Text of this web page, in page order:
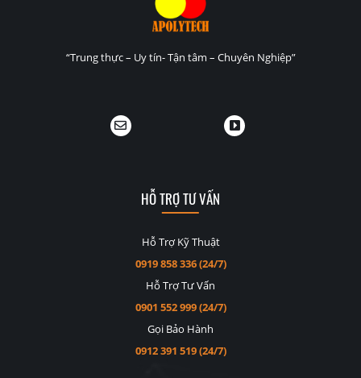
“Trung thực – Uy tín- Tận tâm – Chuyên Nghiệp”
HỖ TRỢ TƯ VẤN
Hỗ Trợ Kỹ Thuật
0919 858 336 (24/7)
Hỗ Trợ Tư Vấn
0901 552 999 (24/7)
Gọi Bảo Hành
0912 391 519 (24/7)